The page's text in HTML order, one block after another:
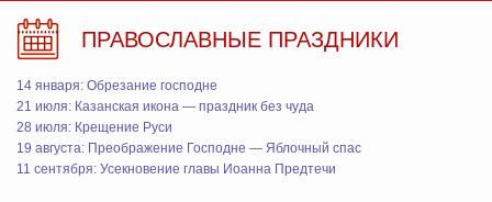
ПРАВОСЛАВНЫЕ ПРАЗДНИКИ
14 января: Обрезание господне
21 июля: Казанская икона — праздник без чуда
28 июля: Крещение Руси
19 августа: Преображение Господне — Яблочный спас
11 сентября: Усекновение главы Иоанна Предтечи